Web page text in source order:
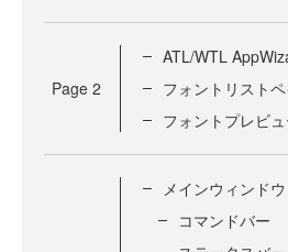
Page 2
ATL/WTL
フォントリスト
フォントプレビ
メインウィンドウ
コマンドバー